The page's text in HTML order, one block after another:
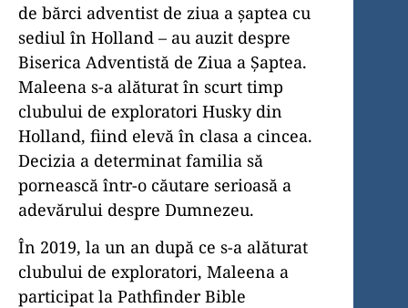
de bărci adventist de ziua a șaptea cu
sediul în Holland – au auzit despre
Biserica Adventistă de Ziua a Șaptea.
Maleena s-a alăturat în scurt timp
clubului de exploratori Husky din
Holland, fiind elevă în clasa a cincea.
Decizia a determinat familia să
pornească într-o căutare serioasă a
adevărului despre Dumnezeu.
În 2019, la un an după ce s-a alăturat
clubului de exploratori, Maleena a
participat la Pathfinder Bible